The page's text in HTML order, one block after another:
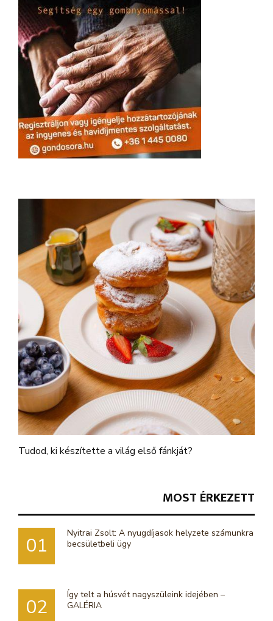
Tudod, ki készítette a világ első fánkját?
MOST ÉRKEZETT
01
Nyitrai Zsolt: A nyugdíjasok helyzete számunkra
becsületbeli ügy
02
Így telt a húsvét nagyszüleink idejében –
GALÉRIA